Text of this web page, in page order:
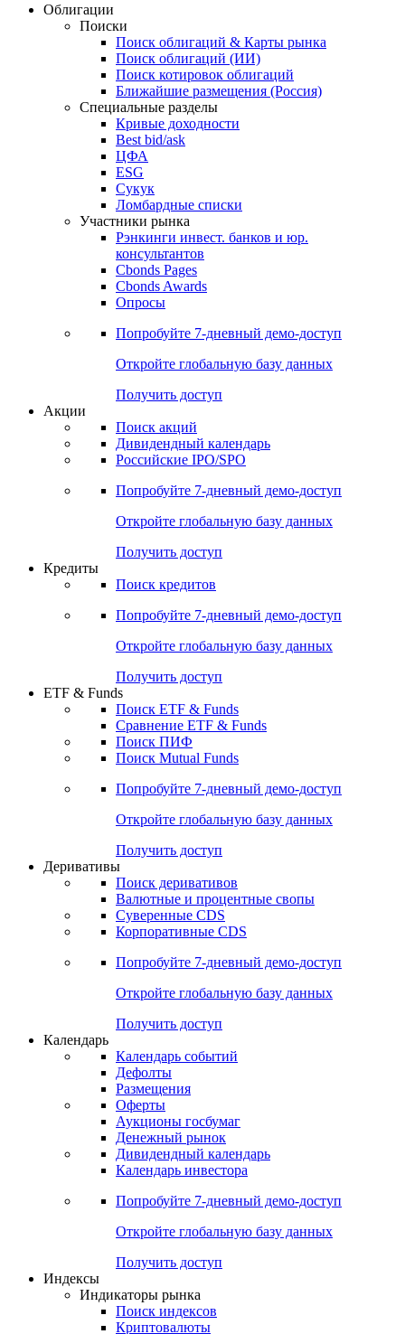
Облигации
Поиски
Поиск облигаций & Карты рынка
Поиск облигаций (ИИ)
Поиск котировок облигаций
Ближайшие размещения (Россия)
Специальные разделы
Кривые доходности
Best bid/ask
ЦФА
ESG
Сукук
Ломбардные списки
Участники рынка
Рэнкинги инвест. банков и юр.
консультантов
Cbonds Pages
Cbonds Awards
Опросы
Попробуйте 7-дневный демо-доступ
Откройте глобальную базу данных
Получить доступ
Акции
Поиск акций
Дивидендный календарь
Российские IPO/SPO
Попробуйте 7-дневный демо-доступ
Откройте глобальную базу данных
Получить доступ
Кредиты
Поиск кредитов
Попробуйте 7-дневный демо-доступ
Откройте глобальную базу данных
Получить доступ
ETF & Funds
Поиск ETF & Funds
Сравнение ETF & Funds
Поиск ПИФ
Поиск Mutual Funds
Попробуйте 7-дневный демо-доступ
Откройте глобальную базу данных
Получить доступ
Деривативы
Поиск деривативов
Валютные и процентные свопы
Суверенные CDS
Корпоративные CDS
Попробуйте 7-дневный демо-доступ
Откройте глобальную базу данных
Получить доступ
Календарь
Календарь событий
Дефолты
Размещения
Оферты
Аукционы госбумаг
Денежный рынок
Дивидендный календарь
Календарь инвестора
Попробуйте 7-дневный демо-доступ
Откройте глобальную базу данных
Получить доступ
Индексы
Индикаторы рынка
Поиск индексов
Криптовалюты